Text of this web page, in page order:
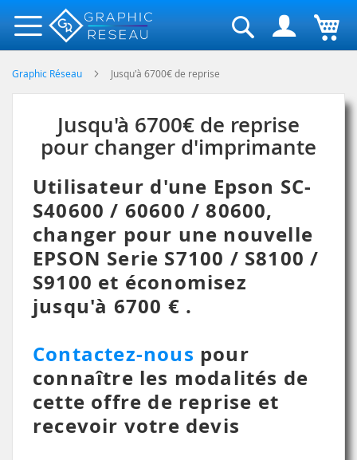
Rechercher
Graphic Réseau Jusqu'à 6700€ de reprise
Jusqu'à 6700€ de reprise
pour changer d'imprimante
Utilisateur d'une Epson SC-
S40600 / 60600 / 80600,
changer pour une nouvelle
EPSON Serie S7100 / S8100 /
S9100 et économisez
jusqu'à 6700 € .
Contactez-nous pour
connaître les modalités de
cette offre de reprise et
recevoir votre devis